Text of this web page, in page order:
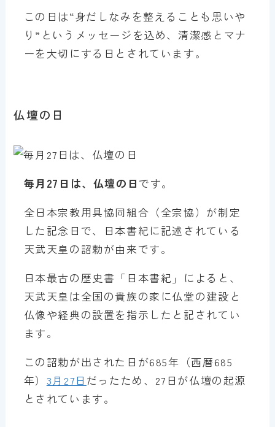
この日は“身だしなみを整えることも思いや
り”というメッセージを込め、清潔感とマナ
ーを大切にする日とされています。
仏壇の日
毎月27日は、仏壇の日 です。
全日本宗教用具協同組合（全宗協）が制定
した記念日で、日本書紀に記述されている
天武天皇の詔勅が由来です。
日本最古の歴史書「日本書紀」によると、
天武天皇は全国の貴族の家に仏堂の建設と
仏像や経典の設置を指示したと記されてい
ます。
この詔勅が出された日が685年（西暦685
年） 3月27日 だったため、27日が仏壇の起源
とされています。